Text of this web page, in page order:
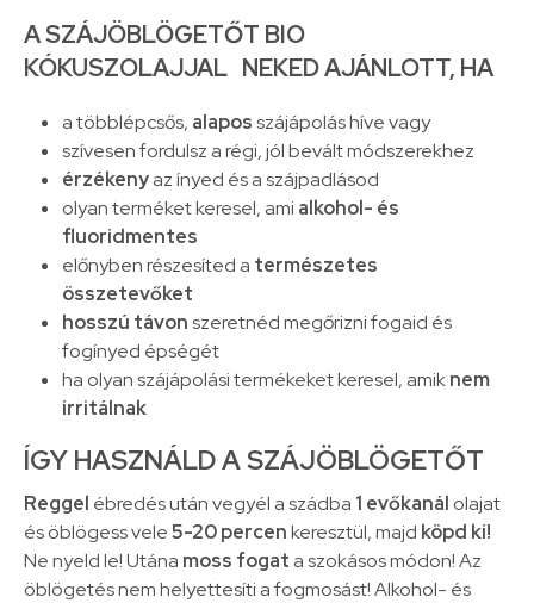
A SZÁJÖBLÖGETŐT BIO
KÓKUSZOLAJJAL NEKED AJÁNLOTT, HA
a többlépcsős, alaposszájápolás híve vagy
szívesen fordulsz a régi, jól bevált módszerekhez
érzékenyaz ínyed és a szájpadlásod
olyan terméket keresel, ami alkohol- és
fluoridmentes
előnyben részesíted a természetes
összetevőket
hosszú távonszeretnéd megőrizni fogaid és
fogínyed épségét
ha olyan szájápolási termékeket keresel, amiknem
irritálnak
ÍGY HASZNÁLD A SZÁJÖBLÖGETŐT
Reggel ébredés után vegyél a szádba 1 evőkanál olajat
és öblögess vele5-20 percenkeresztül, majd köpd ki!
Ne nyeld le! Utána moss fogat a szokásos módon! Az
öblögetés nem helyettesíti a fogmosást! Alkohol- és